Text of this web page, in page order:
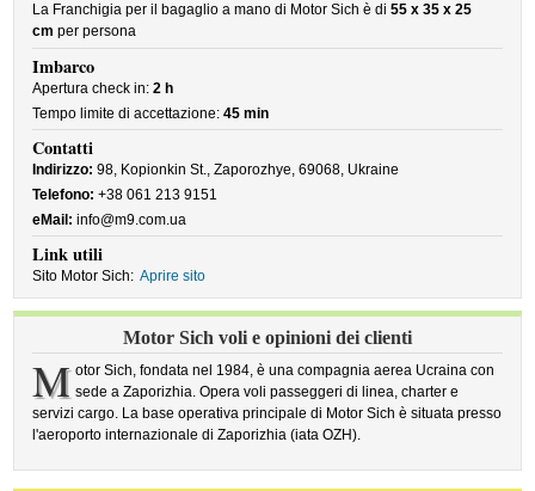
La Franchigia per il bagaglio a mano di Motor Sich è di55 x 35 x 25
cm per persona
Imbarco
Apertura check in:2 h
Tempo limite di accettazione:45 min
Contatti
Indirizzo: 98, Kopionkin St., Zaporozhye, 69068, Ukraine
Telefono: +38 061 213 9151
eMail: info@m9.com.ua
Link utili
Sito Motor Sich: Aprire sito
Motor Sich voli e opinioni dei clienti
M otor Sich, fondata nel 1984, è una compagnia aerea Ucraina con
sede a Zaporizhia. Opera voli passeggeri di linea, charter e
servizi cargo. La base operativa principale di Motor Sich è situata presso
l'aeroporto internazionale di Zaporizhia (iata OZH).